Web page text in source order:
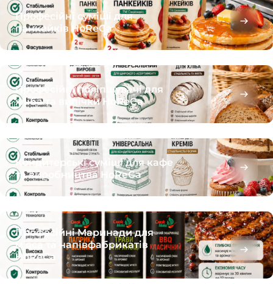
Професійні суміші для
панкейків HoReCa
Професійні поліпшувачі для
хліба та випічки HoReCa
Кондитерські суміші для кафе
та виробництва HoReCa
Професійні Маринади для
м’яса та напівфабрикатів
HoReCa